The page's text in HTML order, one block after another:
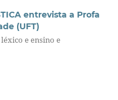
entrevista a Profa
(UFT)
e ensino e